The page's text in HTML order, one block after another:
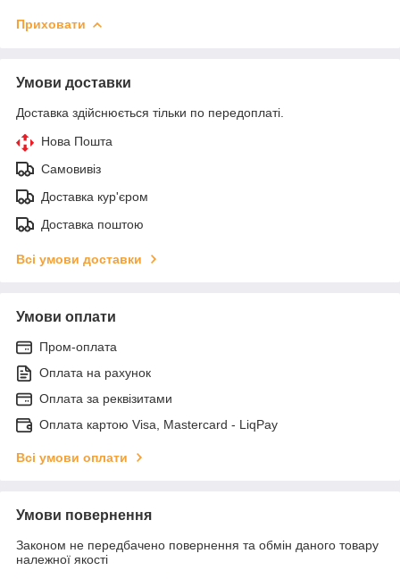
Приховати
Умови доставки
Доставка здійснюється тільки по передоплаті.
Нова Пошта
Самовивіз
Доставка кур'єром
Доставка поштою
Всі умови доставки
Умови оплати
Пром-оплата
Оплата на рахунок
Оплата за реквізитами
Оплата картою Visa, Mastercard - LiqPay
Всі умови оплати
Умови повернення
Законом не передбачено повернення та обмін даного товару
належної якості